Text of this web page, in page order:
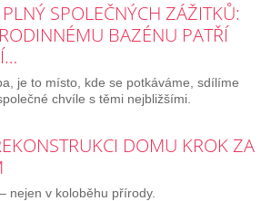
SPOLEČNÝCH ZÁŽITKŮ:
BAZÉNU PATŘÍ
je to místo, kde se potkáváme, sdílíme
chvíle s těmi nejbližšími.
DOMU KROK ZA
nejen v koloběhu přírody.